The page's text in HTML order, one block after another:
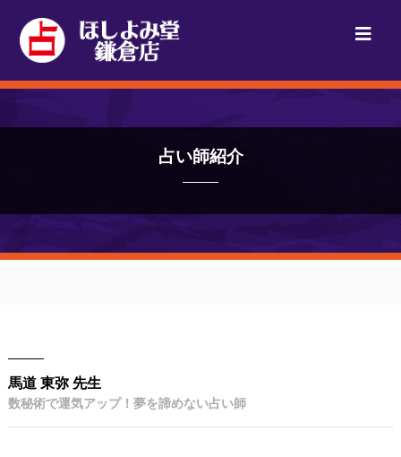
占い師紹介
馬道 東弥 先生
数秘術で運気アップ！夢を諦めない占い師